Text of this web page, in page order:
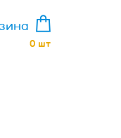
0 шт